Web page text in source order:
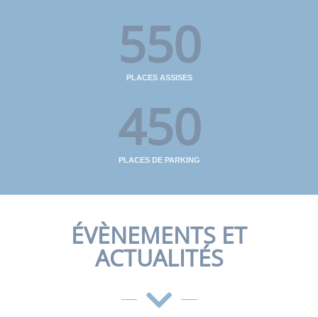
PLACES ASSISES
550
PLACES DE PARKING
450
ÉVÈNEMENTS ET
ACTUALITÉS